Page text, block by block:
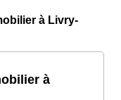
à Livry-
à